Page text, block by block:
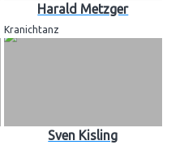
Harald Metzger
Kranichtanz
Sven Kisling